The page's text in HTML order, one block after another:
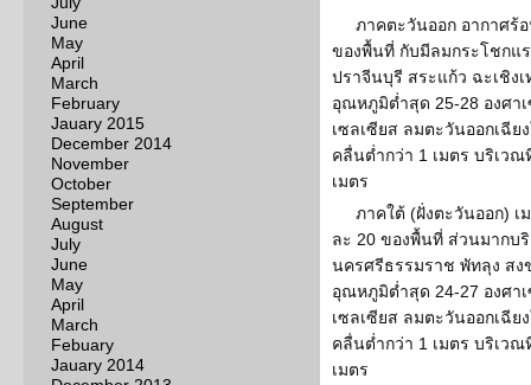
June
May
April
March
February
Jauary 2015
December 2014
November
October
September
August
July
June
May
April
March
Febuary
Jauary 2014
ภาคตะวันออก อากาศร้
ของพื้นที่ กับมีลมกระโชกแ
ปราจีนบุรี สระแก้ว ฉะเชิง
อุณหภูมิต่ำสุด 25-28 องศา
เซลเซียส ลมตะวันออกเฉีย
คลื่นต่ำกว่า 1 เมตร บริเว
เมตร
ภาคใต้ (ฝั่งตะวันออก)
ละ 20 ของพื้นที่ ส่วนมากบ
นครศรีธรรมราช พัทลุง ส
อุณหภูมิต่ำสุด 24-27 องศา
เซลเซียส ลมตะวันออกเฉีย
คลื่นต่ำกว่า 1 เมตร บริเว
เมตร